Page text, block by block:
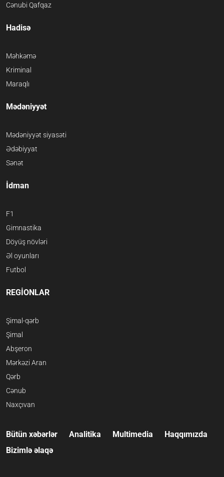
Cənubi Qafqaz
Hadisə
Məhkəmə
Kriminal
Maraqlı
Mədəniyyət
Mədəniyyət siyasəti
Ədəbiyyat
Sənət
İdman
F1
Gimnastika
Döyüş növləri
Əl oyunları
Futbol
REGİONLAR
Şimal-qərb
Şimal
Abşeron
Mərkəzi Aran
Qərb
Cənub
Naxçıvan
Bütün xəbərlər Analitika Multimedia
Haqqımızda
Bizimlə əlaqə